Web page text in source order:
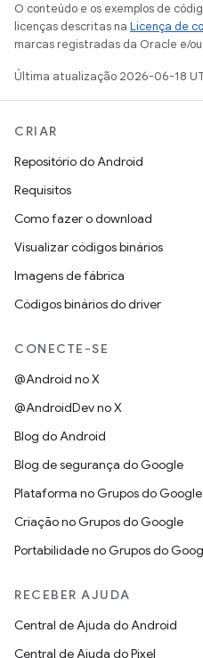
O conteúdo e os exemplos de
licenças descritas na Licença de
marcas registradas da Oracle e/
Última atualização 2026-06-18
CRIAR
Repositório do Android
Requisitos
Como fazer o download
Visualizar códigos binários
Imagens de fábrica
Códigos binários do driver
CONECTE-SE
@Android no X
@AndroidDev no X
Blog do Android
Blog de segurança do Google
Plataforma no Grupos do Google
Criação no Grupos do Google
Portabilidade no Grupos do
RECEBER AJUDA
Central de Ajuda do Android
Central de Ajuda do Pixel